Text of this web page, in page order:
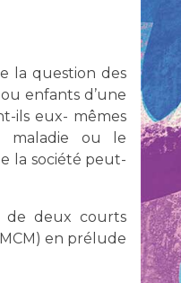
la question des
enfants d’une
ils eux- mêmes
maladie ou le
la société peut-
de deux courts
en prélude